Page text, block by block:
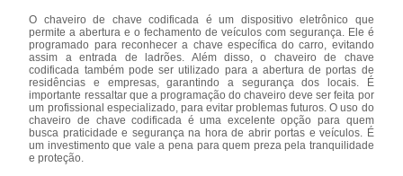
O chaveiro de chave codificada é um dispositivo eletrônico que
permite a abertura e o fechamento de veículos com segurança. Ele é
programado para reconhecer a chave específica do carro, evitando
assim a entrada de ladrões. Além disso, o chaveiro de chave
codificada também pode ser utilizado para a abertura de portas de
residências e empresas, garantindo a segurança dos locais. É
importante ressaltar que a programação do chaveiro deve ser feita por
um profissional especializado, para evitar problemas futuros. O uso do
chaveiro de chave codificada é uma excelente opção para quem
busca praticidade e segurança na hora de abrir portas e veículos. É
um investimento que vale a pena para quem preza pela tranquilidade
e proteção.